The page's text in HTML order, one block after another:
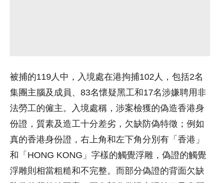
被捕的119人中，入境處在港拘捕102人，包括2名
集團主腦及成員、83名懷疑黑工和17名涉嫌聘用非
法勞工的僱主。入境處稱，涉案檢獲的偽造香港身
份證，質素及造工十分差劣，欠缺防偽特徵；例如
真的香港身份證，右上角和左下角分別有「香港」
和「HONG KONG」字樣的觸覺浮雕，偽證的觸覺
浮雕則相當粗糙和不完整。而部分偽證的背面欠缺